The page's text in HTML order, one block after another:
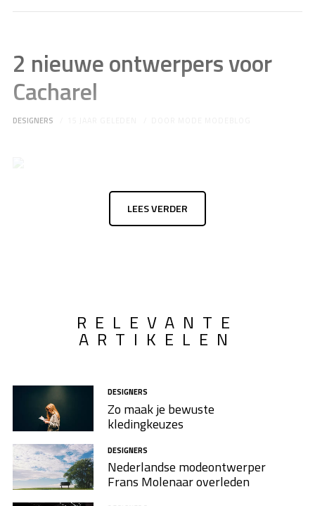
2 nieuwe ontwerpers voor
Cacharel
DESIGNERS
LEES VERDER
RELEVANTE
ARTIKELEN
DESIGNERS
Zo maak je bewuste
kledingkeuzes
DESIGNERS
Nederlandse modeontwerper
Frans Molenaar overleden